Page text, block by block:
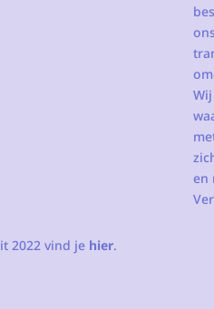
2022 vind je hier.
ons
en